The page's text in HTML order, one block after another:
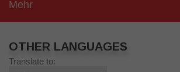
Mehr
OTHER LANGUAGES
Translate to: